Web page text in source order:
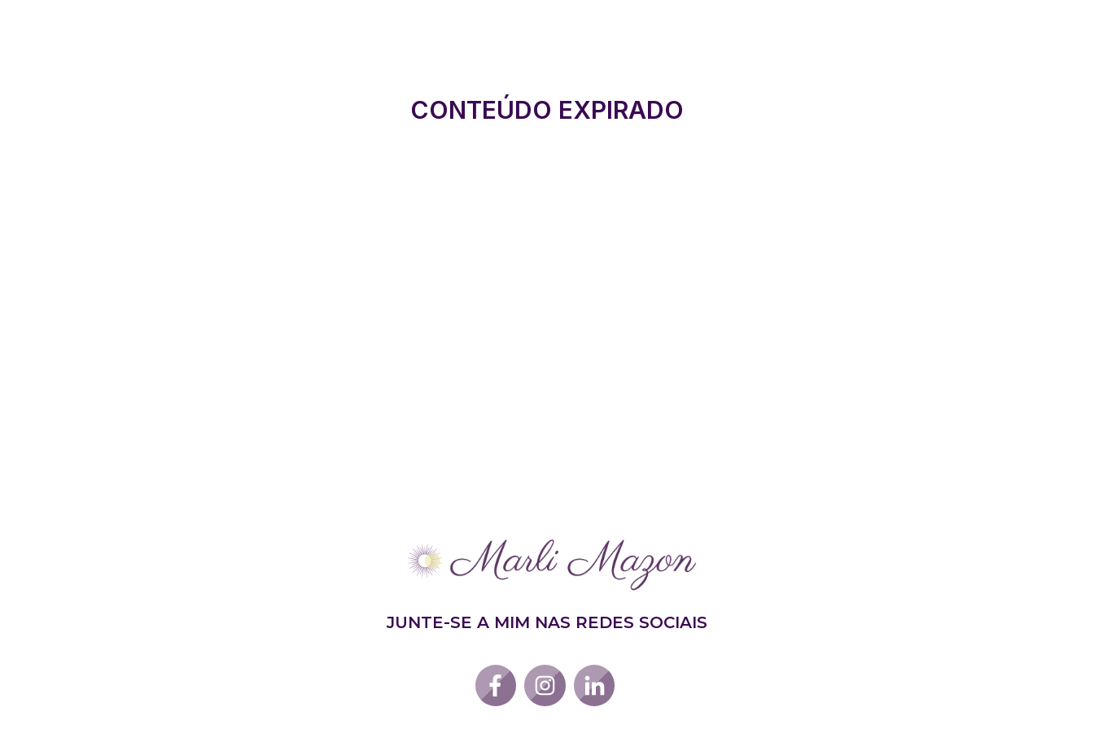
CONTEÚDO EXPIRADO
JUNTE-SE A MIM NAS REDES SOCIAIS